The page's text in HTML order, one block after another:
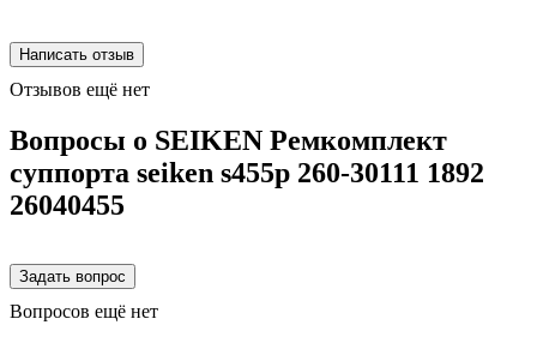
Отзывов ещё нет
Вопросы о SEIKEN Ремкомплект
суппорта seiken s455p 260-30111 1892
26040455
Вопросов ещё нет